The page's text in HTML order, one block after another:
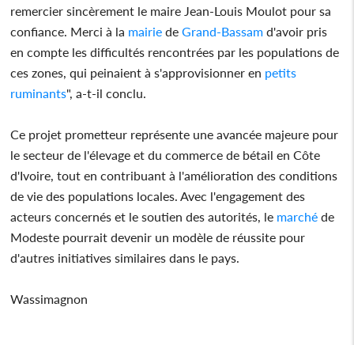
remercier sincèrement le maire Jean-Louis Moulot pour sa
confiance. Merci à la mairie de Grand-Bassam d'avoir pris
en compte les difficultés rencontrées par les populations de
ces zones, qui peinaient à s'approvisionner en petits
ruminants", a-t-il conclu.
Ce projet prometteur représente une avancée majeure pour
le secteur de l'élevage et du commerce de bétail en Côte
d'Ivoire, tout en contribuant à l'amélioration des conditions
de vie des populations locales. Avec l'engagement des
acteurs concernés et le soutien des autorités, le marché de
Modeste pourrait devenir un modèle de réussite pour
d'autres initiatives similaires dans le pays.
Wassimagnon